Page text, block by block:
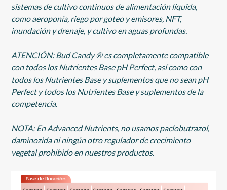
sistemas de cultivo continuos de alimentación líquida,
como aeroponía, riego por goteo y emisores, NFT,
inundación y drenaje, y cultivo en aguas profundas.
ATENCIÓN: Bud Candy ® es completamente compatible
con todos los Nutrientes Base pH Perfect, así como con
todos los Nutrientes Base y suplementos que no sean pH
Perfect y todos los Nutrientes Base y suplementos de la
competencia.
NOTA: En Advanced Nutrients, no usamos paclobutrazol,
daminozida ni ningún otro regulador de crecimiento
vegetal prohibido en nuestros productos.